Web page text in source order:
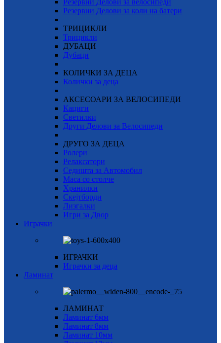
Резервни Делови за велосипеди
Резервни Делови за коли на батери
ТРИЦИКЛИ
Трицикли
ДУБАЦИ
Дубаци
КОЛИЧКИ ЗА ДЕЦА
Колички за деца
АКСЕСОАРИ ЗА ВЕЛОСИПЕДИ
Кациги
Светилки
Други Делови за Велосипеди
ДРУГО ЗА ДЕЦА
Ролери
Релаксатори
Седишта за Автомобил
Маса со столче
Хранилки
Скејтборди
Лизгалки
Игри за Двор
Играчки
ИГРАЧКИ
Играчки за деца
Ламинат
ЛАМИНАТ
Ламинат 6мм
Ламинат 8мм
Ламинат 10мм